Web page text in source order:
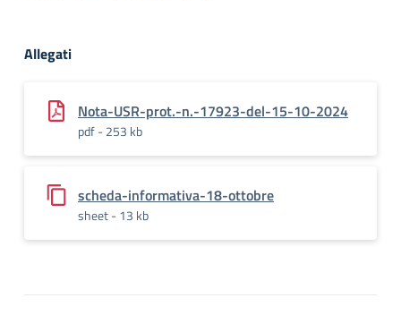
Allegati
Nota-USR-prot.-n.-17923-del-15-10-2024
pdf - 253 kb
scheda-informativa-18-ottobre
sheet - 13 kb